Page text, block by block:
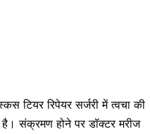
टियर रिपेयर सर्जरी में त्वचा की
संक्रमण होने पर डॉक्टर मरीज